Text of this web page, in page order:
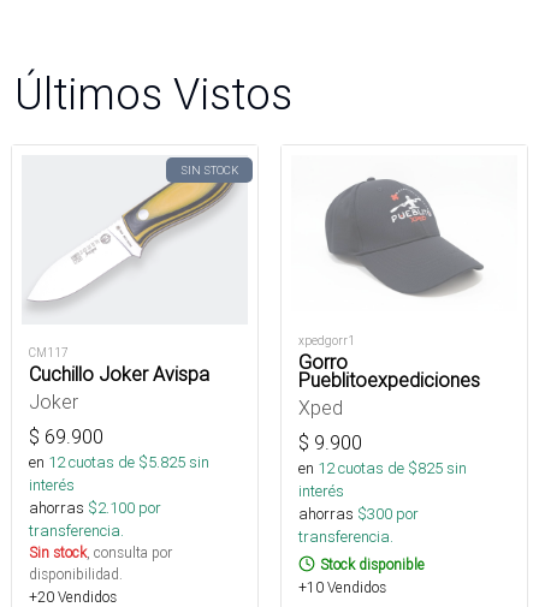
Últimos Vistos
SIN STOCK
CM117
Cuchillo Joker Avispa
Joker
$ 69.900
en 12cuotas de $5.825sin
interés
ahorras $2.100 por
transferencia.
Sin stock, consulta por
disponibilidad.
+20 Vendidos
xpedgorr1
Gorro
Pueblitoexpediciones
Xped
$ 9.900
en 12cuotas de $825sin
interés
ahorras $300 por
transferencia.
Stock disponible
+10 Vendidos